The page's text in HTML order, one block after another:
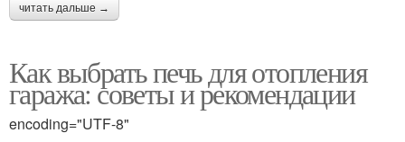
читать дальше →
Как выбрать печь для отопления
гаража: советы и рекомендации
encoding="UTF-8"